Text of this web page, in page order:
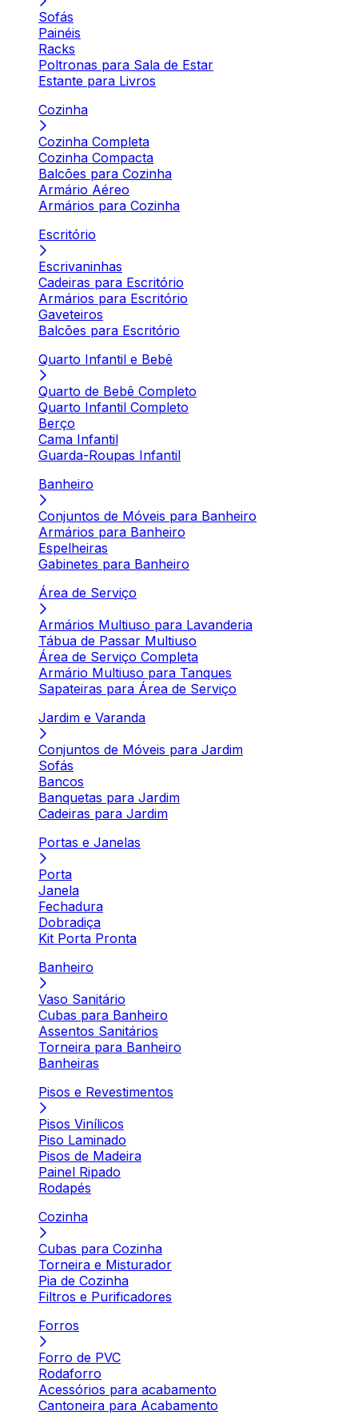
Sofás
Painéis
Racks
Poltronas para Sala de Estar
Estante para Livros
Cozinha
Cozinha Completa
Cozinha Compacta
Balcões para Cozinha
Armário Aéreo
Armários para Cozinha
Escritório
Escrivaninhas
Cadeiras para Escritório
Armários para Escritório
Gaveteiros
Balcões para Escritório
Quarto Infantil e Bebê
Quarto de Bebê Completo
Quarto Infantil Completo
Berço
Cama Infantil
Guarda-Roupas Infantil
Banheiro
Conjuntos de Móveis para Banheiro
Armários para Banheiro
Espelheiras
Gabinetes para Banheiro
Área de Serviço
Armários Multiuso para Lavanderia
Tábua de Passar Multiuso
Área de Serviço Completa
Armário Multiuso para Tanques
Sapateiras para Área de Serviço
Jardim e Varanda
Conjuntos de Móveis para Jardim
Sofás
Bancos
Banquetas para Jardim
Cadeiras para Jardim
Portas e Janelas
Porta
Janela
Fechadura
Dobradiça
Kit Porta Pronta
Banheiro
Vaso Sanitário
Cubas para Banheiro
Assentos Sanitários
Torneira para Banheiro
Banheiras
Pisos e Revestimentos
Pisos Vinílicos
Piso Laminado
Pisos de Madeira
Painel Ripado
Rodapés
Cozinha
Cubas para Cozinha
Torneira e Misturador
Pia de Cozinha
Filtros e Purificadores
Forros
Forro de PVC
Rodaforro
Acessórios para acabamento
Cantoneira para Acabamento